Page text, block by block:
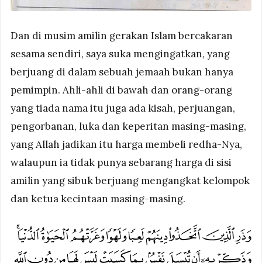
Dan di musim amilin gerakan Islam bercakaran
sesama sendiri, saya suka mengingatkan, yang
berjuang di dalam sebuah jemaah bukan hanya
pemimpin. Ahli-ahli di bawah dan orang-orang
yang tiada nama itu juga ada kisah, perjuangan,
pengorbanan, luka dan keperitan masing-masing,
yang Allah jadikan itu harga membeli redha-Nya,
walaupun ia tidak punya sebarang harga di sisi
amilin yang sibuk berjuang mengangkat kelompok
dan ketua kecintaan masing-masing.